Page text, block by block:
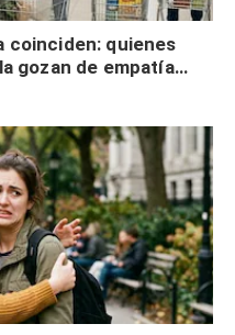
coinciden: quienes
gozan de empatía
tienen autocontrol